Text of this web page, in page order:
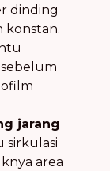
dinding
konstan.
jarang
sirkulasi
area